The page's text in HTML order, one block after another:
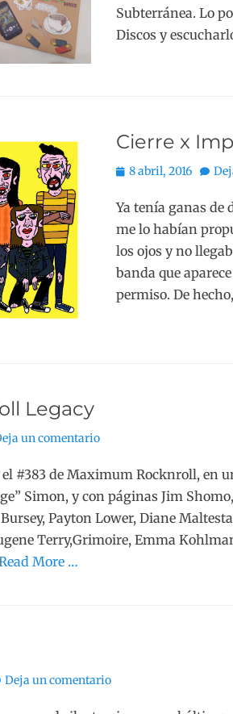
Subterránea. Lo
Discos y
Cierre x
Publicado
8 abril, 2016
Ya tenía ganas de
me lo habían
los ojos y no
banda que
permiso. De
Legacy
un comentario
#383 de Maximum Rocknroll, en
Simon, y con páginas Jim
Payton Lower, Diane
Terry,Grimoire, Emma
More …
Deja un comentario